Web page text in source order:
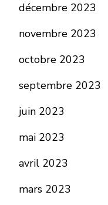
décembre 2023
novembre 2023
octobre 2023
septembre 2023
juin 2023
mai 2023
avril 2023
mars 2023